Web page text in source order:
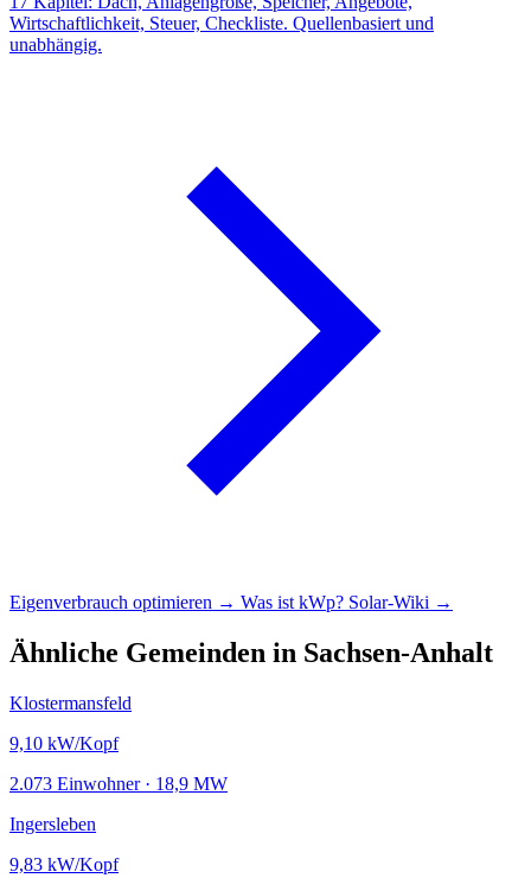
Wirtschaftlichkeit, Steuer, Checkliste. Quellenbasiert und
unabhängig.
Eigenverbrauch optimieren → Was ist kWp? Solar-Wiki →
Ähnliche Gemeinden in Sachsen-Anhalt
Klostermansfeld
9,10 kW/Kopf
2.073 Einwohner · 18,9 MW
Ingersleben
9,83 kW/Kopf